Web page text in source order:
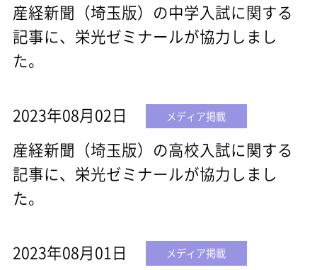
産経新聞（埼玉版）の中学入試に関する
記事に、栄光ゼミナールが協力しまし
た。
2023年08月02日 メディア掲載
産経新聞（埼玉版）の高校入試に関する
記事に、栄光ゼミナールが協力しまし
た。
2023年08月01日 メディア掲載